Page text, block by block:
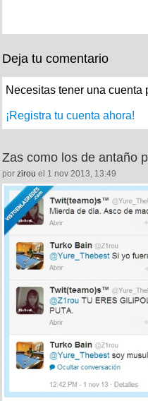
Deja tu comentario
Necesitas tener una cuenta
¡Registra tu cuenta ahora!
Zas como los de antaño
por zirou el 1 nov 2013, 13:49